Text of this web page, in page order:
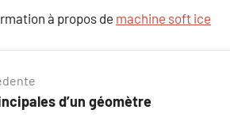
à propos de machine soft ice
d’un géomètre